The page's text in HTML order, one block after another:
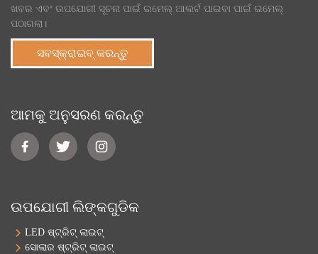
ଖବର ଏବଂ ଉପଯୋଗୀ ସୂଚନା ପାଇଁ ଇମେଲ୍ ଆଲର୍ଟ ପାଇବା ପାଇଁ ଇମେଲ୍
ପଠାଗଲା।
ସବସ୍କ୍ରାଇବ୍ କରନ୍ତୁ
ଆମକୁ ଅନୁସରଣ କରନ୍ତୁ
ଉପଯୋଗୀ ଲିଙ୍କଗୁଡିକ
LED ଷ୍ଟ୍ରିଟ୍ ଲାଇଟ୍
ସୋଲାର ଷ୍ଟ୍ରିଟ୍ ଲାଇଟ୍